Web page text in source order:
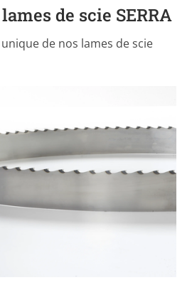
de scie SERRA
de nos lames de scie